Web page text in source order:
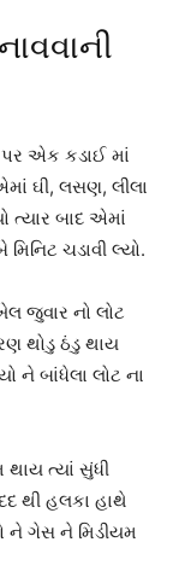
પર એક કડાઈ માં
ઘી, લસણ, લીલા
ત્યાર બાદ એમાં
ચડાવી લ્યો.
જુવાર નો લોટ
થોડુ ઠંડુ થાય
ને બાંધેલા લોટ ના
ત્યાં સુંધી
થી હલકા હાથે
ને ગેસ ને મિડીયમ